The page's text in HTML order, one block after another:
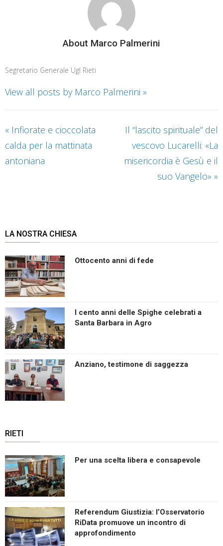
About Marco Palmerini
Segretario Generale Ugl Rieti
View all posts by Marco Palmerini »
« Infiorate e cioccolata
calda per la mattinata
antoniana
Il “lascito spirituale” del
vescovo Lucarelli: «La
misericordia è Gesù e il
suo Vangelo» »
LA NOSTRA CHIESA
Ottocento anni di fede
I cento anni delle Spighe celebrati a
Santa Barbara in Agro
Anziano, testimone di saggezza
RIETI
Per una scelta libera e consapevole
Referendum Giustizia: l’Osservatorio
RiData promuove un incontro di
approfondimento